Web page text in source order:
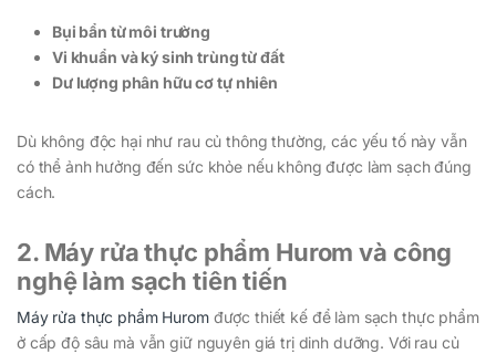
Bụi bẩn từ môi trường
Vi khuẩn và ký sinh trùng từ đất
Dư lượng phân hữu cơ tự nhiên
Dù không độc hại như rau củ thông thường, các yếu tố này vẫn
có thể ảnh hưởng đến sức khỏe nếu không được làm sạch đúng
cách.
2. Máy rửa thực phẩm Hurom và công
nghệ làm sạch tiên tiến
Máy rửa thực phẩm Huromđược thiết kế để làm sạch thực phẩm
ở cấp độ sâu mà vẫn giữ nguyên giá trị dinh dưỡng. Với rau củ